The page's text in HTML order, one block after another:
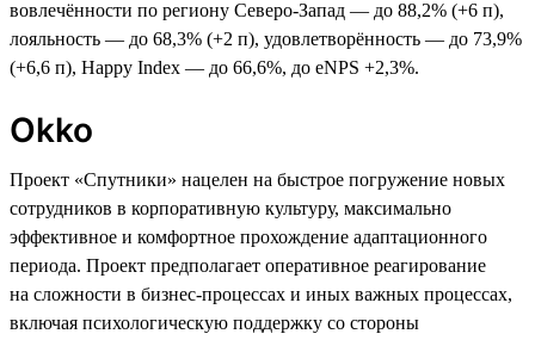
вовлечённости по региону Северо-Запад — до 88,2% (+6 п),
лояльность — до 68,3% (+2 п), удовлетворённость — до 73,9%
(+6,6 п), Happy Index — до 66,6%, до eNPS +2,3%.
Okko
Проект «Спутники» нацелен на быстрое погружение новых
сотрудников в корпоративную культуру, максимально
эффективное и комфортное прохождение адаптационного
периода. Проект предполагает оперативное реагирование
на сложности в бизнес-процессах и иных важных процессах,
включая психологическую поддержку со стороны